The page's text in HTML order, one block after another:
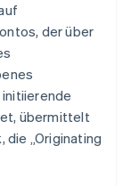
der über
übermittelt
die „Originating